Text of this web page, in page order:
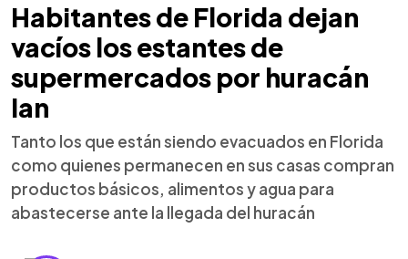
Habitantes de Florida dejan
vacíos los estantes de
supermercados por huracán
Ian
Tanto los que están siendo evacuados en Florida
como quienes permanecen en sus casas compran
productos básicos, alimentos y agua para
abastecerse ante la llegada del huracán